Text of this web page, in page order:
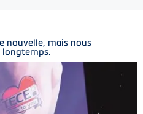
nouvelle, mais nous
longtemps.